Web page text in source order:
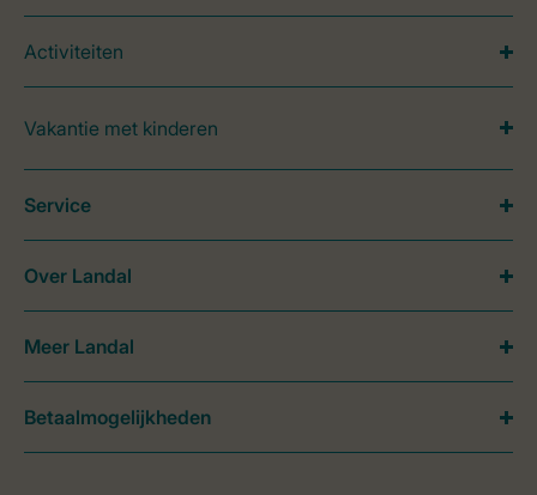
Activiteiten
Vakantie met kinderen
Service
Over Landal
Meer Landal
Betaalmogelijkheden